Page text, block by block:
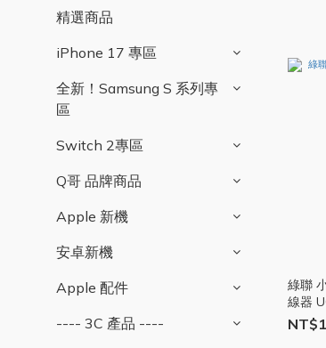
精選商品
iPhone 17 專區
全新！Samsung S 系列專
區
Switch 2專區
Q哥 品牌商品
Apple 新機
安卓新機
Apple 配件
---- 3C 產品 ----
綠聯
線器